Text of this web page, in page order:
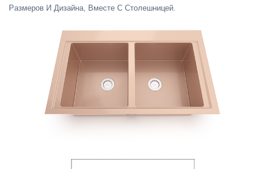
Размеров И Дизайна, Вместе С Столешницей.